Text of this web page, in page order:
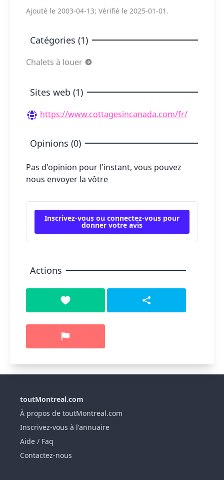
Ajouté le 2003-04-13; Vérifié le 2025-01-01.
Catégories (1)
Chalets à louer
Sites web (1)
https://www.cottagesincanada.com/fr/
Opinions (0)
Pas d'opinion pour l'instant, vous pouvez
nous envoyer la vôtre
Inscrivez-vous ou connectez-vous pour
donner votre avis
Actions
toutMontreal.com
À propos de toutMontreal.com
Inscrivez-vous à l'annuaire
Aide / Faq
Contactez-nous